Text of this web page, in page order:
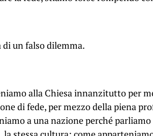
di un falso dilemma.
alla Chiesa innanzitutto per
di fede, per mezzo della piena
a una nazione perché